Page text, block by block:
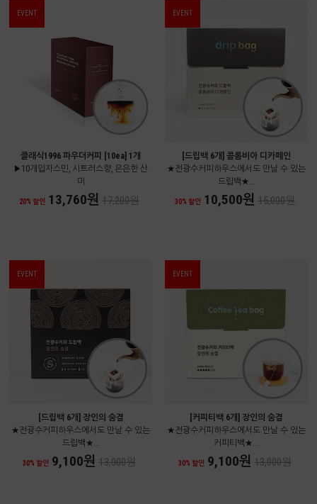
EVENT
클래식1996 파우더커피 [10ea] 1개
▶10개입자스민, 시트러스향, 은은한 산
미
20% 할인 13,760원 17,200원
EVENT
[드립백 6개] 콜롬비아 디카페인
★전광수커피하우스에서도 만날 수 있는
드립백★...
30% 할인 10,500원 15,000원
EVENT
[드립백 6개] 장인의 숨결
★전광수커피하우스에서도 만날 수 있는
드립백★...
30% 할인 9,100원 13,000원
EVENT
[커피티백 6개] 장인의 숨결
★전광수커피하우스에서도 만날 수 있는
커피티백★...
30% 할인 9,100원 13,000원